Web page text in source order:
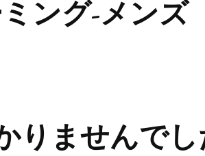
ング-メンズ
りませんで